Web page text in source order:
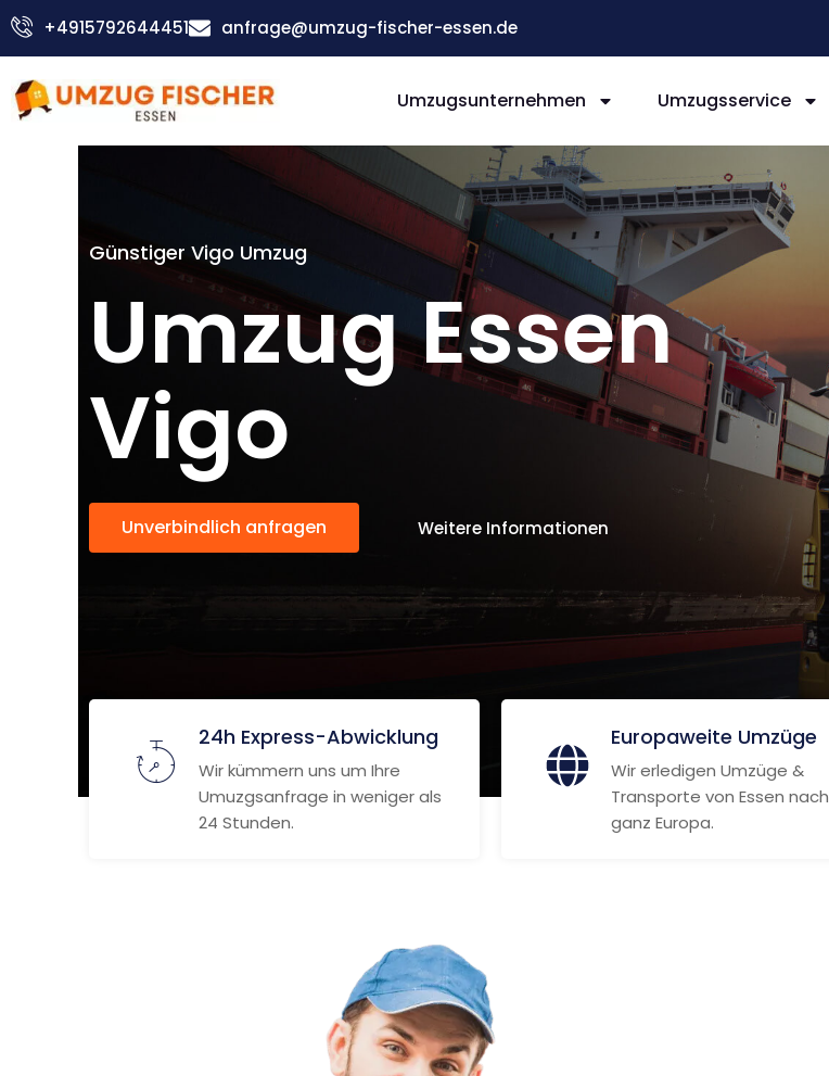
Zum
Inhalt
+4915792644451 anfrage@umzug-fischer-essen.de
Umzugsunternehmen Umzugsservice
Günstiger Vigo Umzug
Umzug Essen
Vigo
Unverbindlich anfragen Weitere Informationen
24h Express-Abwicklung
Wir kümmern uns um Ihre
Umuzgsanfrage in weniger als
24 Stunden.
Europaweite Umzüge
Wir erledigen Umzüge &
Transporte von Essen nach
ganz Europa.